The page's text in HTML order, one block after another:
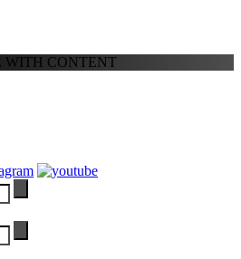
WITH CONTENT